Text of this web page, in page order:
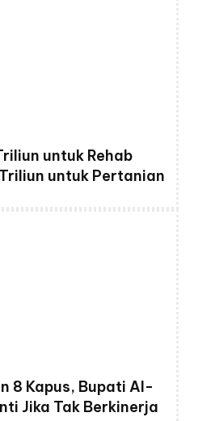
untuk Rehab
untuk Pertanian
8 Kapus, Bupati Al-
Jika Tak Berkinerja